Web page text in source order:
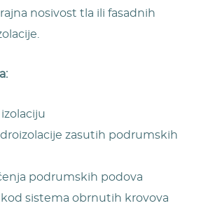
nosivost tla ili fasadnih
zasutih podrumskih
podrumskih podova
kod sistema obrnutih krovova